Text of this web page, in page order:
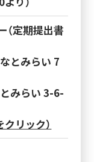
定期提出書
とみらい 7
みらい 3-6-
リック）